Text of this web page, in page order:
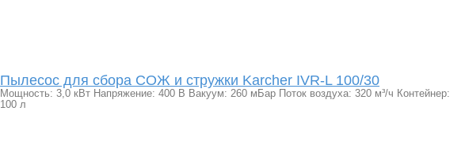
Пылесос для сбора СОЖ и стружки Karcher IVR-L 100/30
Мощность: 3,0 кВт Напряжение: 400 В Вакуум: 260 мБар Поток воздуха: 320 м³/ч Контейнер:
100 л